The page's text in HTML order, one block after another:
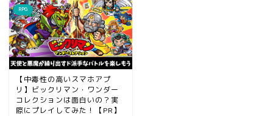
RPG
【中毒性の高いスマホアプ
リ】ビックリマン・ワンダー
コレクションは面白いの？実
際にプレイしてみた！【PR】